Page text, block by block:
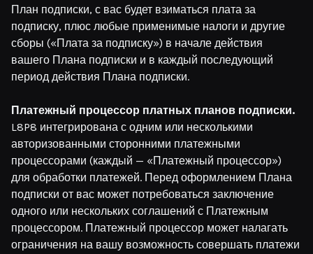
План подписки, с вас будет взиматься плата за
подписку, плюс любые применимые налоги и другие
сборы («Плата за подписку») в начале действия
вашего Плана подписки и в каждый последующий
период действия Плана подписки.
Платежный процессор платных планов подписки.
L8P8 интегрирована с одним или несколькими
авторизованными сторонними платежными
процессорами (каждый — «Платежный процессор»)
для обработки платежей. Перед оформлением Плана
подписки от вас может потребоваться заключение
одного или нескольких соглашений с Платежным
процессором. Платежный процессор может налагать
ограничения на вашу возможность совершать платежи